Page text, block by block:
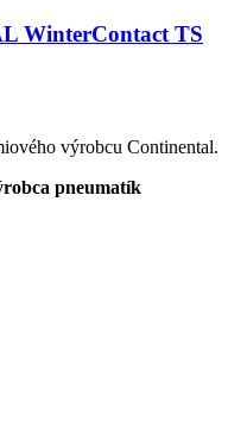
WinterContact TS
výrobcu Continental.
pneumatík